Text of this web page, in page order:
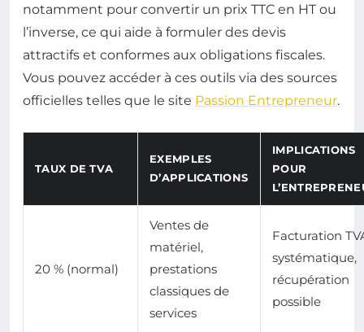
notamment pour convertir un prix TTC en HT ou
l’inverse, ce qui aide à formuler des devis
attractifs et conformes aux obligations fiscales.
Vous pouvez accéder à ces outils via des sources
officielles telles que le site Passion Entrepreneur.
TAUX DE TVA
EXEMPLES
D’APPLICATIONS
IMPLICATIONS
POUR
20 % (normal)
Ventes de
matériel,
prestations
classiques de
services
Facturation
systématique,
récupération
possible